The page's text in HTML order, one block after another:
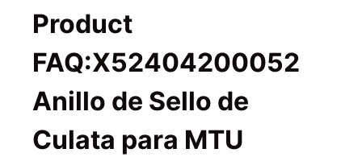
Product
FAQ:X52404200052
Anillo de Sello de
Culata para MTU